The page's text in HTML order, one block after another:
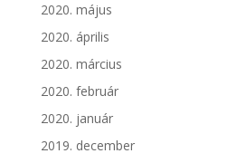
2020. május
2020. április
2020. március
2020. február
2020. január
2019. december